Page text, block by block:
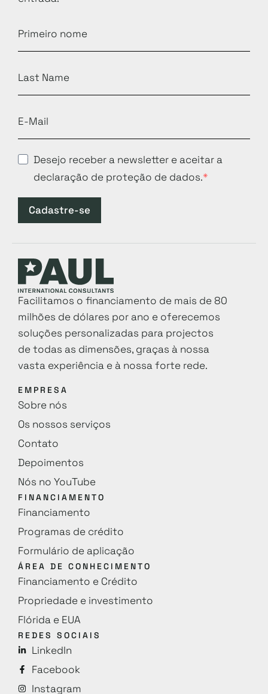
Desejo receber a newsletter e aceitar a
declaração de proteção de dados.
Cadastre-se
Facilitamos o financiamento de mais de 80
milhões de dólares por ano e oferecemos
soluções personalizadas para projectos
de todas as dimensões, graças à nossa
vasta experiência e à nossa forte rede.
EMPRESA
Sobre nós
Os nossos serviços
Contato
Depoimentos
Nós no YouTube
FINANCIAMENTO
Financiamento
Programas de crédito
Formulário de aplicação
ÁREA DE CONHECIMENTO
Financiamento e Crédito
Propriedade e investimento
Flórida e EUA
REDES SOCIAIS
LinkedIn
Facebook
Instagram